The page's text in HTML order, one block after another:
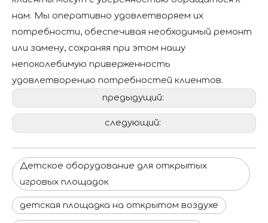
нам. Мы оперативно удовлетворяем их
потребности, обеспечивая необходимый ремонт
или замену, сохраняя при этом нашу
непоколебимую приверженность
удовлетворению потребностей клиентов.
предыдущий:
следующий:
Детское оборудование для открытых
игровых площадок
детская площадка на открытом воздухе